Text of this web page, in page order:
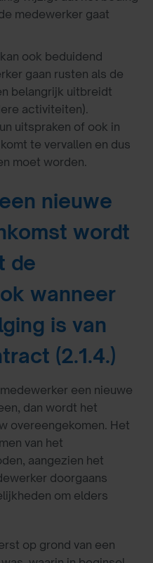
medewerker gaat
ook beduidend
gaan rusten als de
belangrijk uitbreidt
activiteiten).
uitspraken of ook in
te vervallen en dus
moet worden.
nieuwe
wordt
de
wanneer
is van
(2.1.4.)
een nieuwe
dan wordt het
overeengekomen. Het
van het
aangezien het
doorgaans
om elders
op grond van een